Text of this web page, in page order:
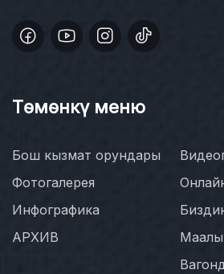
Төмөнкү меню
Бош кызмат орундары
Фотогалерея
Инфографика
АРХИВ